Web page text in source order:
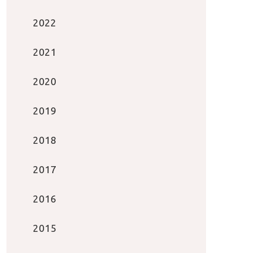
2022
2021
2020
2019
2018
2017
2016
2015